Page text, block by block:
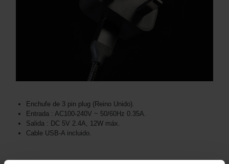
Enchufe de 3 pin plug (Reino Unido).
Entrada : AC100-240V ~ 50/60Hz 0.35A.
Salida : DC 5V 2.4A, 12W máx.
Cable USB-A incluido.